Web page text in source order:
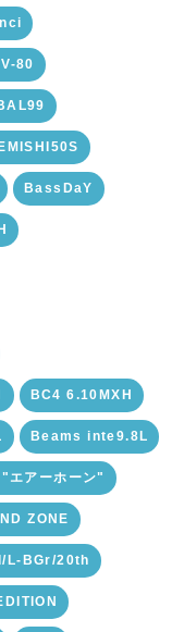
80
BassDaY
BC4 6.10MXH
Beams inte9.8L
アーホーン"
ZONE
L-BGr/20th